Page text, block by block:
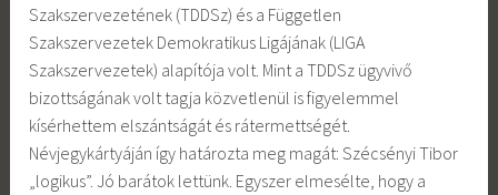
Szakszervezetének (TDDSz) és a Független
Szakszervezetek Demokratikus Ligájának (LIGA
Szakszervezetek) alapítója volt. Mint a TDDSz ügyvivő
bizottságának volt tagja közvetlenül is figyelemmel
kísérhettem elszántságát és rátermettségét.
Névjegykártyáján így határozta meg magát: Szécsényi Tibor
„logikus”. Jó barátok lettünk. Egyszer elmesélte, hogy a